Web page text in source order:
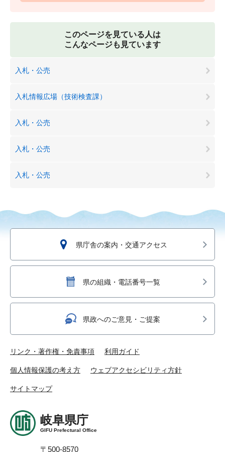
このページを見ている人は
こんなページも見ています
入札・公売
入札情報広場（技術検査課）
入札・公売
入札・公売
入札・公売
県庁舎の案内・交通アクセス
県の組織・電話番号一覧
県政へのご意見・ご提案
リンク・著作権・免責事項 利用ガイド
個人情報保護の考え方 ウェブアクセシビリティ方針
サイトマップ
岐阜県庁
GIFU Prefectural Office
〒500-8570